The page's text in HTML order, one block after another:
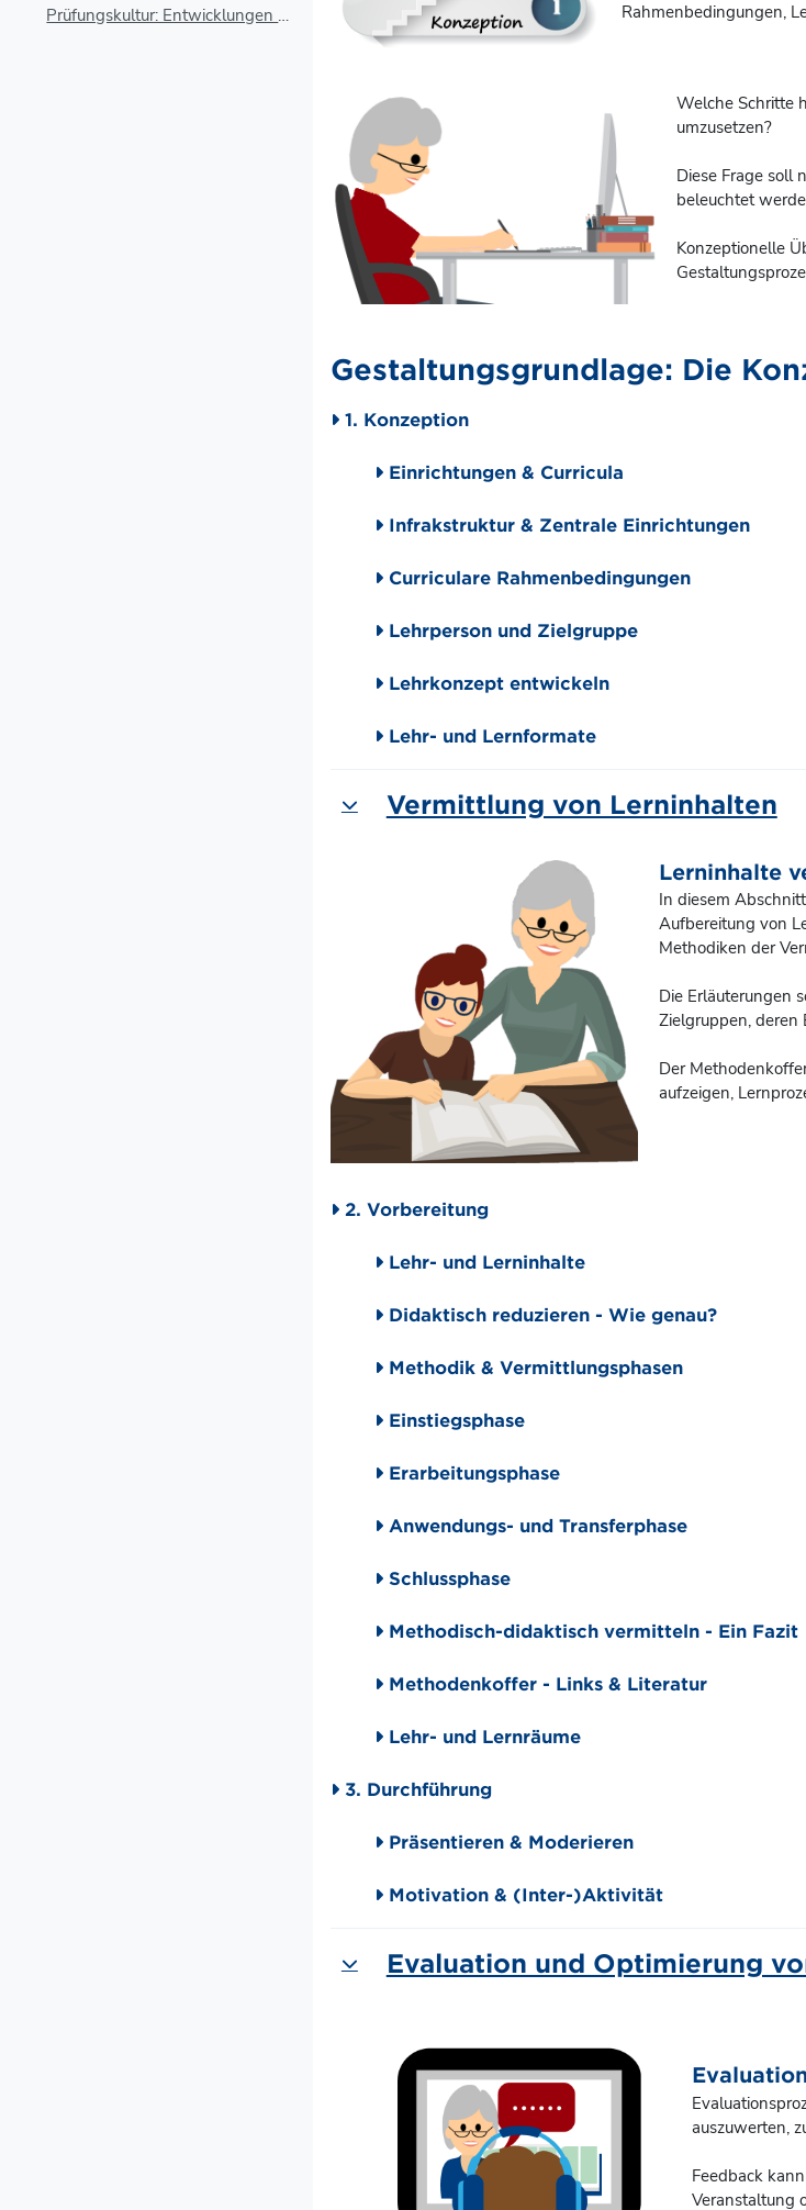
Prüfungskultur: Entwicklungen & Herausforderungen
Rahmenbedingungen,
Welche Schritte
umzusetzen?
Diese Frage soll
beleuchtet
Konzeptionelle
Gestaltungsgrundlage: Die
1. Konzeption
Einrichtungen & Curricula
Infrakstruktur & Zentrale Einrichtungen
Curriculare Rahmenbedingungen
Lehrperson und Zielgruppe
Lehrkonzept entwickeln
Lehr- und Lernformate
EinklappenVermittlung von Lerninhalten
Lerninhalte
In diesem
Aufbereitung von
Methodiken der
Die Erläuterungen
Zielgruppen, deren
Der
aufzeigen,
2. Vorbereitung
Lehr- und Lerninhalte
Didaktisch reduzieren - Wie genau?
Methodik & Vermittlungsphasen
Einstiegsphase
Erarbeitungsphase
Anwendungs- und Transferphase
Schlussphase
Methodisch-didaktisch vermitteln - Ein Fazit
Methodenkoffer - Links & Literatur
Lehr- und Lernräume
3. Durchführung
Präsentieren & Moderieren
Motivation & (Inter-)Aktivität
EinklappenEvaluation und Optimierung
auszuwerten,
Feedback
Veranstaltung